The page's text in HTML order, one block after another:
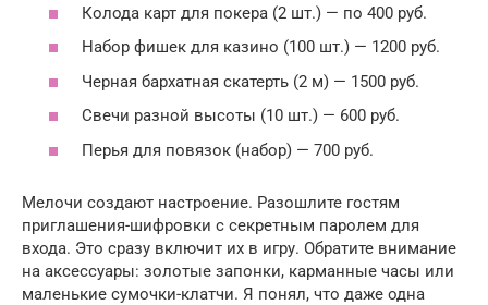
Колода карт для покера (2 шт.) — по 400 руб.
Набор фишек для казино (100 шт.) — 1200 руб.
Черная бархатная скатерть (2 м) — 1500 руб.
Свечи разной высоты (10 шт.) — 600 руб.
Перья для повязок (набор) — 700 руб.
Мелочи создают настроение. Разошлите гостям
приглашения-шифровки с секретным паролем для
входа. Это сразу включит их в игру. Обратите внимание
на аксессуары: золотые запонки, карманные часы или
маленькие сумочки-клатчи. Я понял, что даже одна